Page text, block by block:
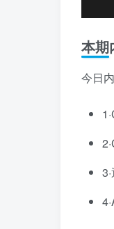
本期
今日